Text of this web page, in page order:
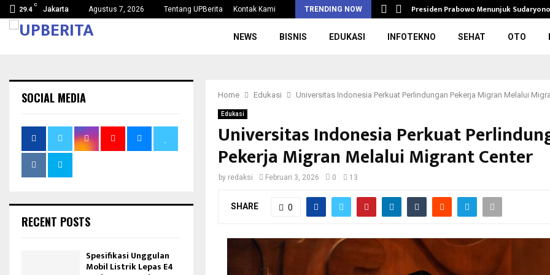
29.4
C
Jakarta Agustus 7, 2026 Tentang UPBerita Kontak Kami TRENDING NOW
Kejaksaan Agung Tetapkan Lima Tersangka Korupsi Pengadaan… Presiden Prabowo Menunjuk
NEWS BISNIS EDUKASI INFOTEKNO SEHAT OTO
Home Edukasi Universitas Indonesia Perkuat Perlindungan Pekerja Migran Melalui
Edukasi
Universitas Indonesia Perkuat
Pekerja Migran Melalui Migrant Center
by redaksi Februari 3, 2026 0 13
SHARE 0
SOCIAL MEDIA
RECENT POSTS
Spesifikasi Unggulan
Mobil Listrik Lepas E4